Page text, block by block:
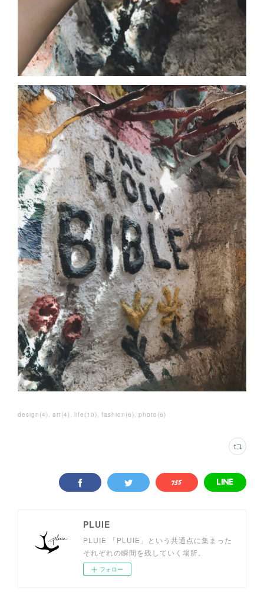
design (4) art(4) life (10) fashion (6) photo (6)
PLUIE
PLUIE 「PLUIE」という共通点に集まった
それぞれの瞬間を残していく場所。
フォロー